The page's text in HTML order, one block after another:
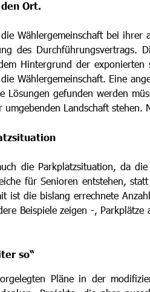
Ort.
Wählergemeinschaft bei ihrer
des
Hintergrund der
Wählergemeinschaft. Eine
Lösungen gefunden werden
umgebenden Landschaft
die Parkplatzsituation, da
für Senioren entstehen,
ist die bislang errechnete
Beispiele zeigen -,
so“
Pläne in der